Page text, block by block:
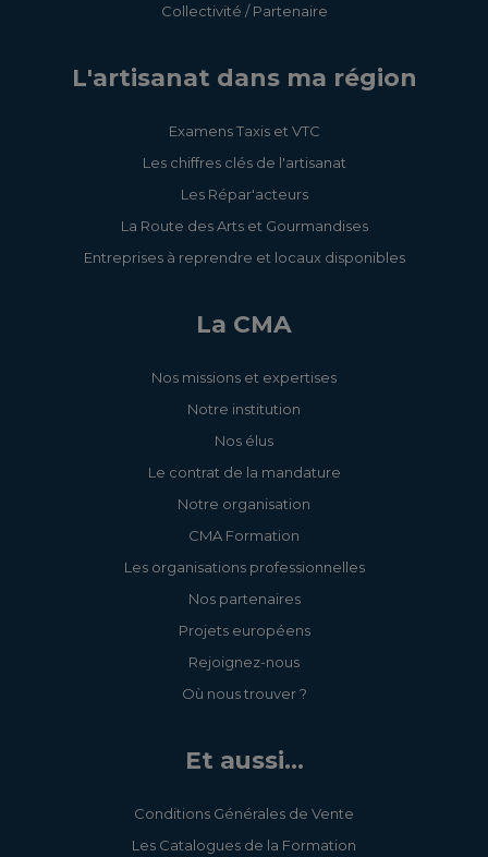
Collectivité / Partenaire
L'artisanat dans ma région
Examens Taxis et VTC
Les chiffres clés de l'artisanat
Les Répar'acteurs
La Route des Arts et Gourmandises
Entreprises à reprendre et locaux disponibles
La CMA
Nos missions et expertises
Notre institution
Nos élus
Le contrat de la mandature
Notre organisation
CMA Formation
Les organisations professionnelles
Nos partenaires
Projets européens
Rejoignez-nous
Où nous trouver ?
Et aussi...
Conditions Générales de Vente
Les Catalogues de la Formation